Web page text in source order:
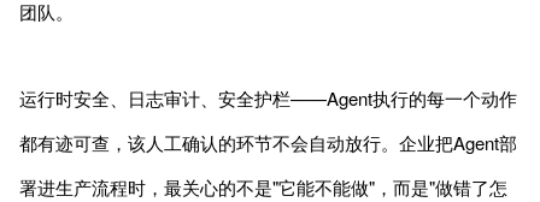
团队。
运行时安全、日志审计、安全护栏——Agent执行的每一个动作
都有迹可查，该人工确认的环节不会自动放行。企业把Agent部
署进生产流程时，最关心的不是"它能不能做"，而是"做错了怎